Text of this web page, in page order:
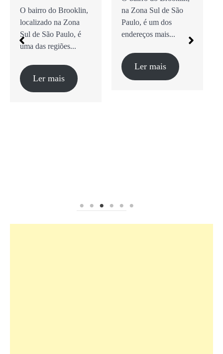
do Brooklin,
na Zona
de São Paulo, é
das regiões...
Ler mais
na Zona Sul de São
Paulo, é um dos
endereços mais...
Ler mais